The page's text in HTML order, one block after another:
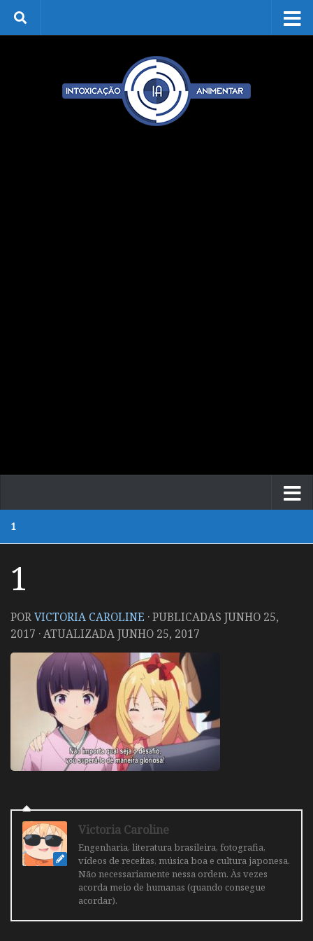
Skip to content
1
1
PORVICTORIA CAROLINE · PUBLICADAS JUNHO 25,
2017 · ATUALIZADAJUNHO 25, 2017
Victoria Caroline
Engenharia, literatura brasileira, fotografia,
vídeos de receitas, música boa e cultura japonesa.
Não necessariamente nessa ordem. Às vezes
acorda meio de humanas (quando consegue
acordar).